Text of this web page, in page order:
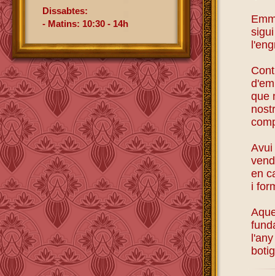
que
Avui
en
i
Dissabtes:
- Matins: 10:30 - 14h